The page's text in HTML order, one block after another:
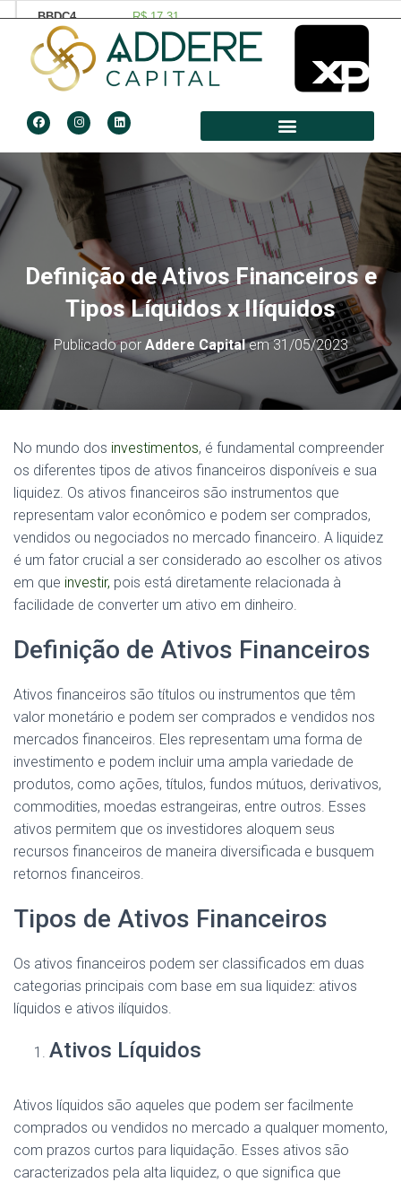
Definição de Ativos Financeiros e
Tipos Líquidos x Ilíquidos
Publicado por Addere Capitalem31/05/2023
No mundo dos investimentos, é fundamental compreender
os diferentes tipos de ativos financeiros disponíveis e sua
liquidez. Os ativos financeiros são instrumentos que
representam valor econômico e podem ser comprados,
vendidos ou negociados no mercado financeiro. A liquidez
é um fator crucial a ser considerado ao escolher os ativos
em que investir, pois está diretamente relacionada à
facilidade de converter um ativo em dinheiro.
Definição de Ativos Financeiros
Ativos financeiros são títulos ou instrumentos que têm
valor monetário e podem ser comprados e vendidos nos
mercados financeiros. Eles representam uma forma de
investimento e podem incluir uma ampla variedade de
produtos, como ações, títulos, fundos mútuos, derivativos,
commodities, moedas estrangeiras, entre outros. Esses
ativos permitem que os investidores aloquem seus
recursos financeiros de maneira diversificada e busquem
retornos financeiros.
Tipos de Ativos Financeiros
Os ativos financeiros podem ser classificados em duas
categorias principais com base em sua liquidez: ativos
líquidos e ativos ilíquidos.
Ativos Líquidos
Ativos líquidos são aqueles que podem ser facilmente
comprados ou vendidos no mercado a qualquer momento,
com prazos curtos para liquidação. Esses ativos são
caracterizados pela alta liquidez, o que significa que